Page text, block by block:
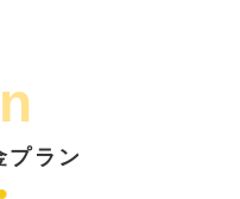
プラン